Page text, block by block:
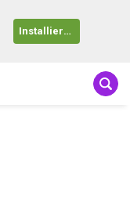
Installieren